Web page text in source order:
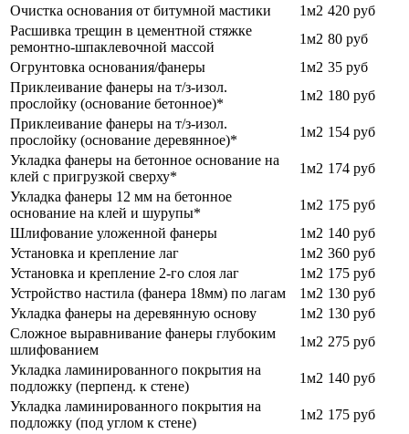
Очистка основания от битумной мастики
1м2 420 руб
Расшивка трещин в цементной стяжке
ремонтно-шпаклевочной массой
1м2 80 руб
Огрунтовка основания/фанеры
1м2 35 руб
Приклеивание фанеры на т/з-изол.
прослойку (основание бетонное)*
1м2 180 руб
Приклеивание фанеры на т/з-изол.
прослойку (основание деревянное)*
1м2 154 руб
Укладка фанеры на бетонное основание на
клей с пригрузкой сверху*
1м2 174 руб
Укладка фанеры 12 мм на бетонное
основание на клей и шурупы*
1м2 175 руб
Шлифование уложенной фанеры
1м2 140 руб
Установка и крепление лаг
1м2 360 руб
Установка и крепление 2-го слоя лаг
1м2 175 руб
Устройство настила (фанера 18мм) по лагам
1м2 130 руб
Укладка фанеры на деревянную основу
1м2 130 руб
Сложное выравнивание фанеры глубоким
шлифованием
1м2 275 руб
Укладка ламинированного покрытия на
подложку (перпенд. к стене)
1м2 140 руб
Укладка ламинированного покрытия на
подложку (под углом к стене)
1м2 175 руб